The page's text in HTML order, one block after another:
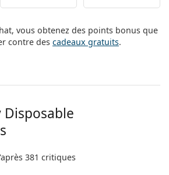
vous obtenez des points bonus que
contre des cadeaux gratuits.
Disposable
381 critiques